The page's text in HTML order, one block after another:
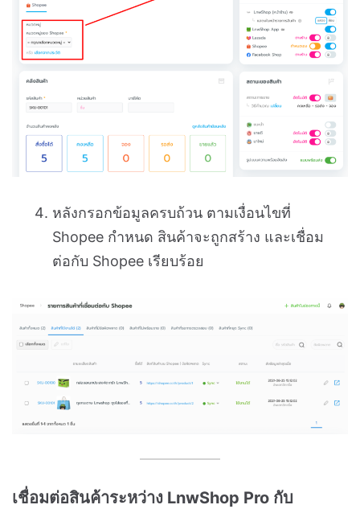
หลังกรอกข้อมูลครบถ้วน ตามเงื่อนไขที่
Shopee กำหนด สินค้าจะถูกสร้าง และเชื่อม
ต่อกับ Shopee เรียบร้อย
เชื่อมต่อสินค้าระหว่าง LnwShop Pro กับ